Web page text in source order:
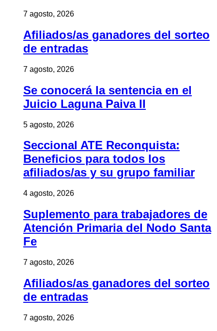
7 agosto, 2026
Afiliados/as ganadores del sorteo
de entradas
7 agosto, 2026
Se conocerá la sentencia en el
Juicio Laguna Paiva II
5 agosto, 2026
Seccional ATE Reconquista:
Beneficios para todos los
afiliados/as y su grupo familiar
4 agosto, 2026
Suplemento para trabajadores de
Atención Primaria del Nodo Santa
Fe
7 agosto, 2026
Afiliados/as ganadores del sorteo
de entradas
7 agosto, 2026